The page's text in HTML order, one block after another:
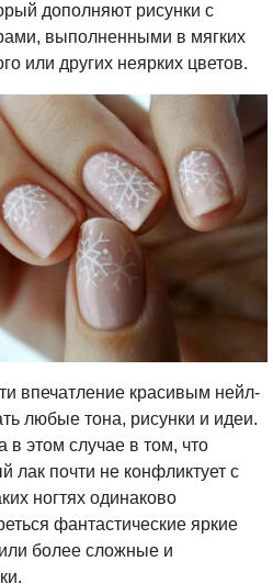
дополняют рисунки с
выполненными в мягких
или других неярких цветов.
впечатление красивым нейл-
любые тона, рисунки и идеи.
этом случае в том, что
лак почти не конфликтует с
ногтях одинаково
фантастические яркие
более сложные и